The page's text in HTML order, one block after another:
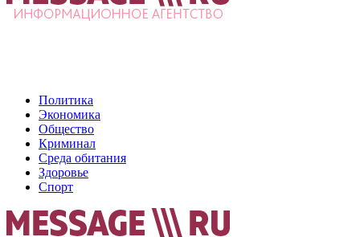
Политика
Экономика
Общество
Криминал
Среда обитания
Здоровье
Спорт